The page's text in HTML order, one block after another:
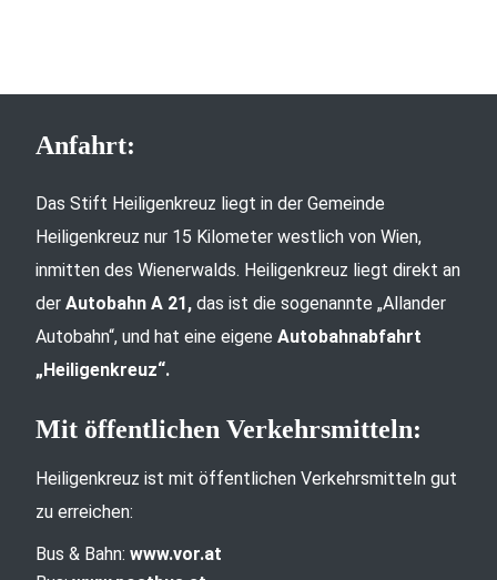
Anfahrt:
Das Stift Heiligenkreuz liegt in der Gemeinde
Heiligenkreuz nur 15 Kilometer westlich von Wien,
inmitten des Wienerwalds. Heiligenkreuz liegt direkt an
der Autobahn A 21, das ist die sogenannte „Allander
Autobahn“, und hat eine eigene Autobahnabfahrt
„Heiligenkreuz“.
Mit öffentlichen Verkehrsmitteln:
Heiligenkreuz ist mit öffentlichen Verkehrsmitteln gut
zu erreichen:
Bus & Bahn: www.vor.at